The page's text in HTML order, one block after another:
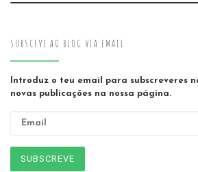
SUBSCEVE AO BLOG VIA EMAIL
Introduz o teu email para subscreveres
novas publicações na nossa página.
SUBSCREVE